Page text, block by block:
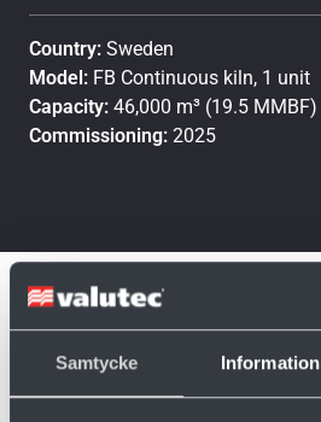
Samtycke Information
Country: Sweden
Model: FB Continuous kiln, 1 unit
Capacity: 46,000 m³ (19.5 MMBF)
Commissioning: 2025